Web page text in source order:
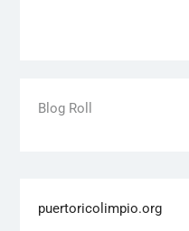
Blog Roll
puertoricolimpio.org